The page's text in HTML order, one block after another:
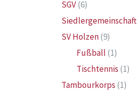
SGV(6)
Siedlergemeinschaft
SV Holzen(9)
Fußball (1)
Tischtennis (1)
Tambourkorps (1)